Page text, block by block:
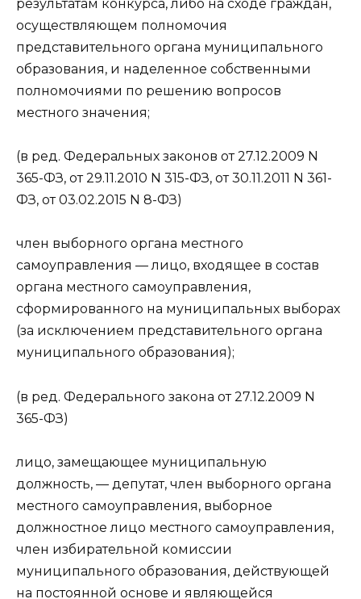
результатам конкурса, либо на сходе граждан,
осуществляющем полномочия
представительного органа муниципального
образования, и наделенное собственными
полномочиями по решению вопросов
местного значения;
(в ред. Федеральных законов от 27.12.2009 N
365-ФЗ, от 29.11.2010 N 315-ФЗ, от 30.11.2011 N 361-
ФЗ, от 03.02.2015 N 8-ФЗ)
член выборного органа местного
самоуправления — лицо, входящее в состав
органа местного самоуправления,
сформированного на муниципальных выборах
(за исключением представительного органа
муниципального образования);
(в ред. Федерального закона от 27.12.2009 N
365-ФЗ)
лицо, замещающее муниципальную
должность, — депутат, член выборного органа
местного самоуправления, выборное
должностное лицо местного самоуправления,
член избирательной комиссии
муниципального образования, действующей
на постоянной основе и являющейся